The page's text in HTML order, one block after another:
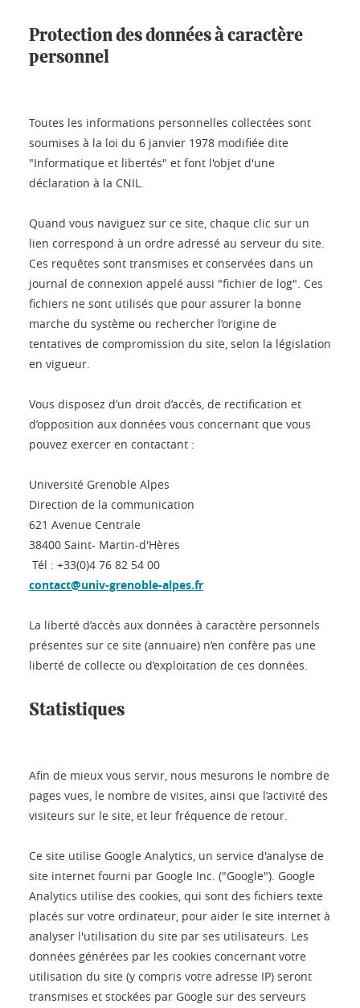
Protection des données à caractère
personnel
Toutes les informations personnelles collectées sont
soumises à la loi du 6 janvier 1978 modifiée dite
"Informatique et libertés" et font l'objet d'une
déclaration à la CNIL.
Quand vous naviguez sur ce site, chaque clic sur un
lien correspond à un ordre adressé au serveur du site.
Ces requêtes sont transmises et conservées dans un
journal de connexion appelé aussi "fichier de log". Ces
fichiers ne sont utilisés que pour assurer la bonne
marche du système ou rechercher l’origine de
tentatives de compromission du site, selon la législation
en vigueur.
Vous disposez d’un droit d’accès, de rectification et
d’opposition aux données vous concernant que vous
pouvez exercer en contactant :
Université Grenoble Alpes
Direction de la communication
621 Avenue Centrale
38400 Saint- Martin-d'Hères
Tél : +33(0)4 76 82 54 00
contact@univ-grenoble-alpes.fr
La liberté d’accès aux données à caractère personnels
présentes sur ce site (annuaire) n’en confère pas une
liberté de collecte ou d’exploitation de ces données.
Statistiques
Afin de mieux vous servir, nous mesurons le nombre de
pages vues, le nombre de visites, ainsi que l’activité des
visiteurs sur le site, et leur fréquence de retour.
Ce site utilise Google Analytics, un service d'analyse de
site internet fourni par Google Inc. ("Google"). Google
Analytics utilise des cookies, qui sont des fichiers texte
placés sur votre ordinateur, pour aider le site internet à
analyser l'utilisation du site par ses utilisateurs. Les
données générées par les cookies concernant votre
utilisation du site (y compris votre adresse IP) seront
transmises et stockées par Google sur des serveurs